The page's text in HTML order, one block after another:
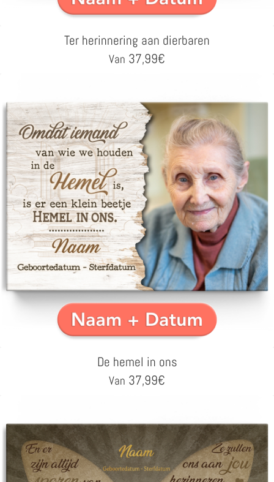
Ter herinnering aan dierbaren
Van 37,99€
De hemel in ons
Van 37,99€